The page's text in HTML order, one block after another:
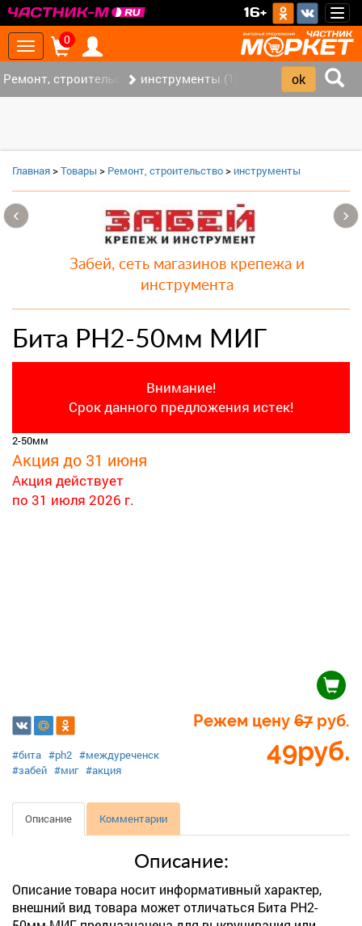
16+
Toggle
navigation
0
Ремонт, строительство (7)инструменты (1)
Главная>Товары > Ремонт, строительство> инструменты
Забей, сеть магазинов крепежа и
инструмента
Бита PH2-50мм МИГ
Внимание!
Срок данного предложения истек!
2-50мм
Акция до 31 июня
Акция действует
по 31 июля 2026 г.
Режем цену 67 руб.
49руб.
#бита #ph2 #междуреченск
#забей #миг #акция
Описание Комментарии
Описание:
Описание товара носит информативный характер,
внешний вид товара может отличаться Бита PH2-
‹ ›